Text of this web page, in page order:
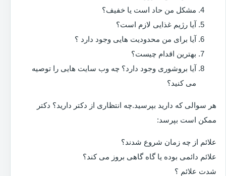
مشکل من حاد است یا خفیف؟
آیا رژیم غذایی لازم است؟
آیا برای من محدودیت هایی وجود دارد ؟
بهترین اقدام چیست؟
آیا بروشوری وجود دارد؟ چه وب سایت هایی را توصیه
می کنید؟
هر سوالی که دارید بپرسید.چه انتظاری از دکتر دارید؟ دکتر
ممکن است بپرسد:
علائم از چه زمان شروع شدند؟
علائم دائمی بوده یا گاه گاهی بروز می کند؟
شدت علائم ؟